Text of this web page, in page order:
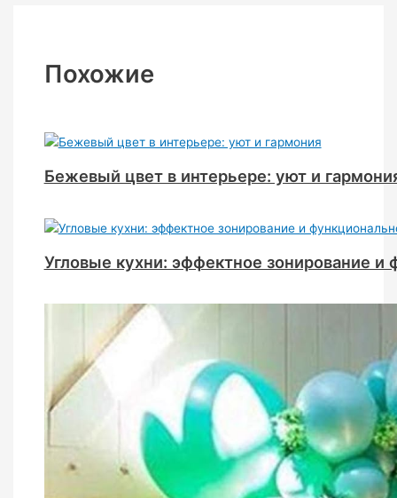
Похожие
Бежевый цвет в интерьере: уют и
Угловые кухни: эффектное зонирование и